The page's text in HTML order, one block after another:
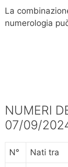
La
numerologia
NUMERI
07/09/
N° Nati tra